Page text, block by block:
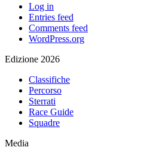
Log in
Entries feed
Comments feed
WordPress.org
Edizione 2026
Classifiche
Percorso
Sterrati
Race Guide
Squadre
Media